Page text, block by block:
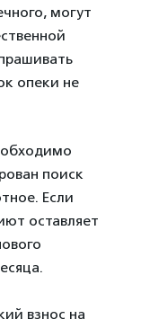
могут
опеки не
поиск
Если
оставляет
взнос на